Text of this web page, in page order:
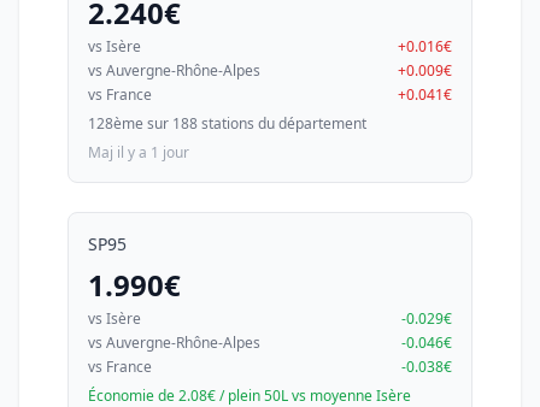
2.240€
vs Isère
+0.016€
vs Auvergne-Rhône-Alpes
+0.009€
vs France
+0.041€
128ème sur 188 stations du département
Maj il y a 1 jour
SP95
1.990€
vs Isère
-0.029€
vs Auvergne-Rhône-Alpes
-0.046€
vs France
-0.038€
Économie de 2.08€ / plein 50L vs moyenne Isère